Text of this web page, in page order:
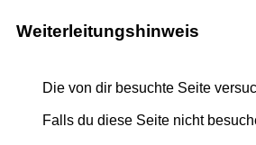
Weiterleitungshinweis
Die von dir besuchte Seite
Falls du diese Seite nicht